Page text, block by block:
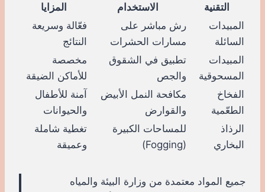
التقنية الاستخدام
المزايا
المبيدات
السائلة
رش مباشر على
مسارات الحشرات
فعّالة وسريعة
النتائج
المبيدات
المسحوقية
تطبيق في الشقوق
والجص
مخصصة
للأماكن الضيقة
الفخاخ
الطعّمية
مكافحة النمل الأبيض
والقوارض
آمنة للأطفال
والحيوانات
الرذاذ
البخاري
للمساحات الكبيرة
(Fogging)
تغطية شاملة
وعميقة
جميع المواد معتمدة من وزارة البيئة والمياه